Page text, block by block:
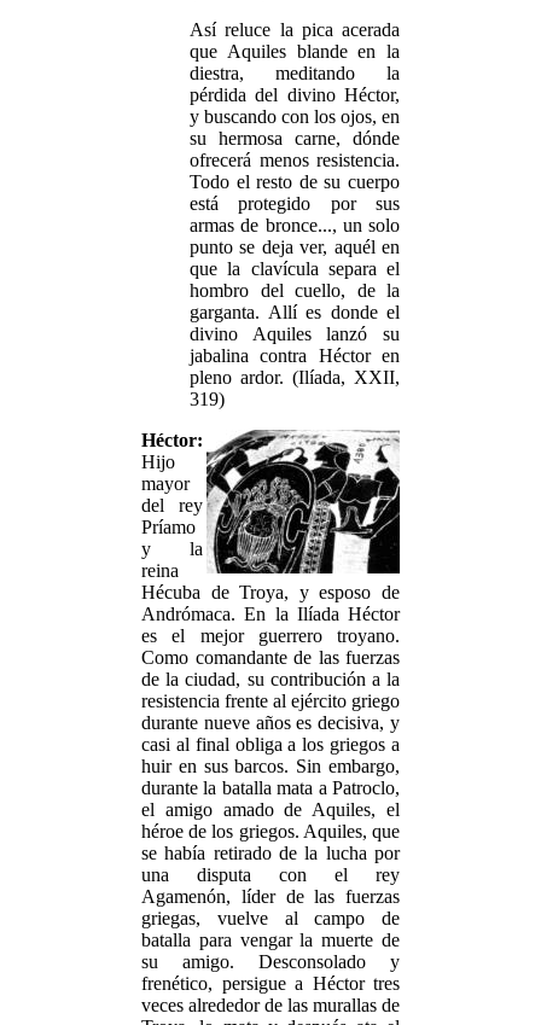
Así reluce la pica acerada
que Aquiles blande en la
diestra, meditando la
pérdida del divino Héctor,
y buscando con los ojos, en
su hermosa carne, dónde
ofrecerá menos resistencia.
Todo el resto de su cuerpo
está protegido por sus
armas de bronce..., un solo
punto se deja ver, aquél en
que la clavícula separa el
hombro del cuello, de la
garganta. Allí es donde el
divino Aquiles lanzó su
jabalina contra Héctor en
pleno ardor. (Ilíada, XXII,
319)
Héctor:
Hijo
mayor
del rey
Príamo
y la
reina
Hécuba de Troya, y esposo de
Andrómaca. En la Ilíada Héctor
es el mejor guerrero troyano.
Como comandante de las fuerzas
de la ciudad, su contribución a la
resistencia frente al ejército griego
durante nueve años es decisiva, y
casi al final obliga a los griegos a
huir en sus barcos. Sin embargo,
durante la batalla mata a Patroclo,
el amigo amado de Aquiles, el
héroe de los griegos. Aquiles, que
se había retirado de la lucha por
una disputa con el rey
Agamenón, líder de las fuerzas
griegas, vuelve al campo de
batalla para vengar la muerte de
su amigo. Desconsolado y
frenético, persigue a Héctor tres
veces alrededor de las murallas de